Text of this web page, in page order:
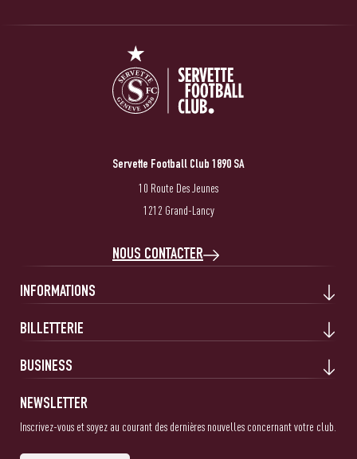
Servette Football Club 1890 SA
10 Route Des Jeunes
1212 Grand-Lancy
NOUS CONTACTER
INFORMATIONS
BILLETTERIE
BUSINESS
NEWSLETTER
Inscrivez-vous et soyez au courant des dernières nouvelles concernant votre club.